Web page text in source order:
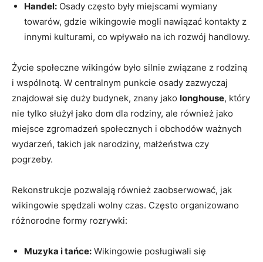
Handel: Osady często były miejscami wymiany
towarów, gdzie wikingowie mogli nawiązać kontakty z
innymi kulturami, co wpływało na ich rozwój handlowy.
Życie społeczne wikingów było silnie związane z rodziną
i wspólnotą. W centralnym punkcie osady zazwyczaj
znajdował się duży budynek, znany jako longhouse, który
nie tylko służył jako dom dla rodziny, ale również jako
miejsce zgromadzeń społecznych i obchodów ważnych
wydarzeń, takich jak narodziny, małżeństwa czy
pogrzeby.
Rekonstrukcje pozwalają również zaobserwować, jak
wikingowie spędzali wolny czas. Często organizowano
różnorodne formy rozrywki:
Muzyka i tańce: Wikingowie posługiwali się